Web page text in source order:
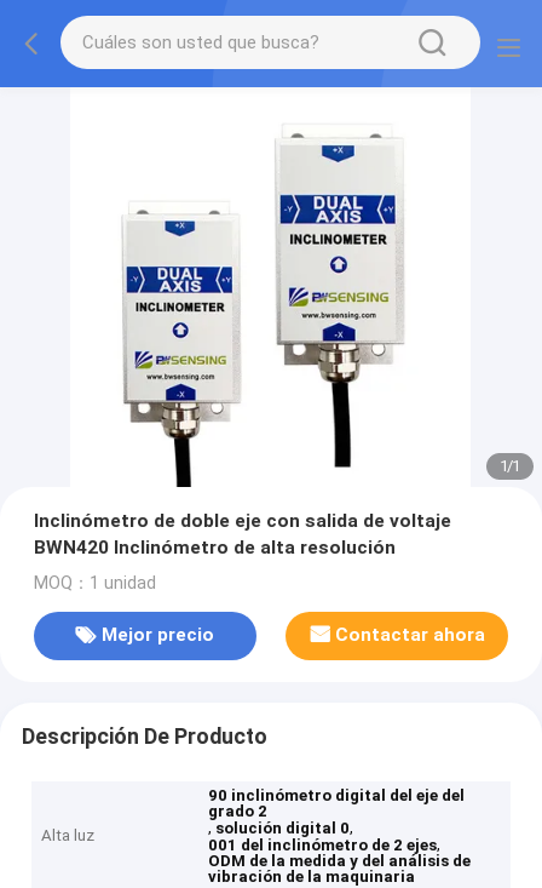
1/1
Inclinómetro de doble eje con salida de voltaje
BWN420 Inclinómetro de alta resolución
MOQ：1 unidad
Mejor precio Contactar ahora
Descripción De Producto
Alta luz
90 inclinómetro digital del eje del
grado 2
, solución digital 0,
001 del inclinómetro de 2 ejes,
ODM de la medida y del análisis de
vibración de la maquinaria